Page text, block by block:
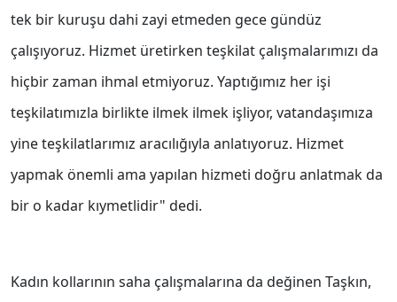
tek bir kuruşu dahi zayi etmeden gece gündüz
çalışıyoruz. Hizmet üretirken teşkilat çalışmalarımızı da
hiçbir zaman ihmal etmiyoruz. Yaptığımız her işi
teşkilatımızla birlikte ilmek ilmek işliyor, vatandaşımıza
yine teşkilatlarımız aracılığıyla anlatıyoruz. Hizmet
yapmak önemli ama yapılan hizmeti doğru anlatmak da
bir o kadar kıymetlidir" dedi.
Kadın kollarının saha çalışmalarına da değinen Taşkın,